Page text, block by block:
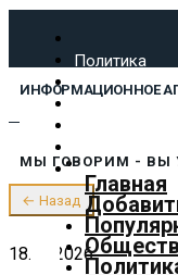
Политика
Экономика
Культура
Предложить
О нас
ИНФОРМАЦИОННОЕ
Главная
МЫ ГОВОРИМ - ВЫ
← Назад
18.05.2026